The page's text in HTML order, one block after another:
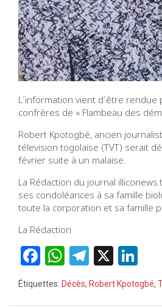
L´information vient d´être
confrères de « Flambeau des
Robert Kpotogbé, ancien
télevision togolaise (TVT) serait
février suite à un malaise.
La Rédaction du journal
ses condoléances à sa famille
toute la corporation et sa famille
La Rédaction
F
a
ce
W
h
at
T
el
e
X
n
ke
Étiquettes: Décès, Robert Kpotogbé,